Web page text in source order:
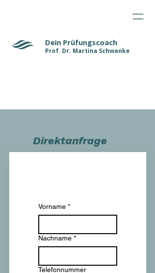
Dein Prüfungscoach
Prof. Dr. Martina Schwanke
Direktanfrage
Vorname *
Nachname *
Telefonnummer